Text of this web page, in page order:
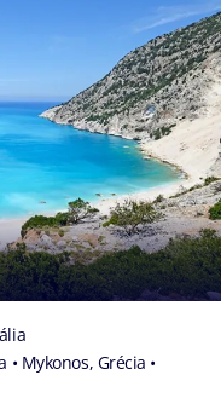
• Mykonos, Grécia •